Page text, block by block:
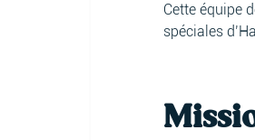
Cette équipe
spéciales